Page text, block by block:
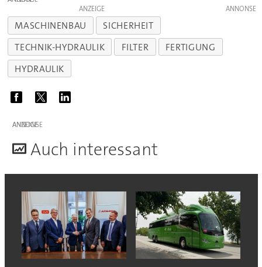
ANZEIGE
MASCHINENBAU
SICHERHEIT
TECHNIK-HYDRAULIK
FILTER
FERTIGUNG
HYDRAULIK
ANZEIGE
Auch interessant